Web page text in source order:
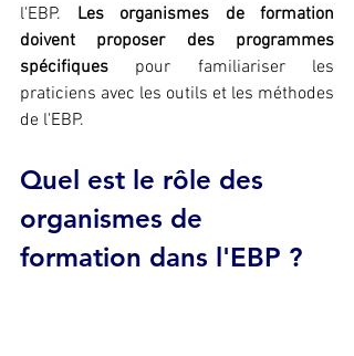
l'EBP. Les organismes de formation
doivent proposer des programmes
spécifiques pour familiariser les
praticiens avec les outils et les méthodes
de l'EBP.
Quel est le rôle des
organismes de
formation dans l'EBP ?